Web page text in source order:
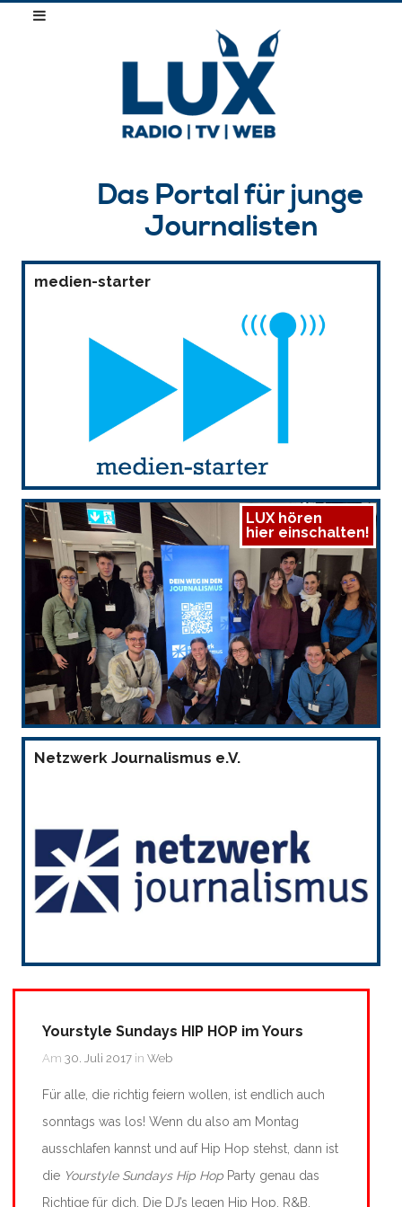
Das Portal für junge
Journalisten
medien-starter
LUX hören
hier einschalten!
Netzwerk Journalismus e.V.
Yourstyle Sundays HIP HOP im Yours
Am 30. Juli 2017 in Web
Für alle, die richtig feiern wollen, ist endlich auch
sonntags was los! Wenn du also am Montag
ausschlafen kannst und auf Hip Hop stehst, dann ist
die Yourstyle Sundays Hip Hop Party genau das
Richtige für dich. Die DJ’s legen Hip Hop, R&B,